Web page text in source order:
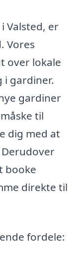
Valsted, er
Vores
over lokale
i gardiner.
gardiner
til
dig med at
booke
direkte til
fordele: